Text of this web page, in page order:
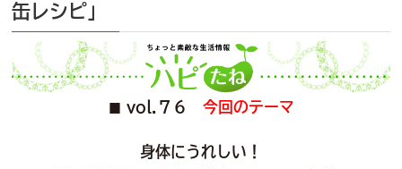
缶レシピ」
vol.７６ 今回のテーマ
身体にうれしい！